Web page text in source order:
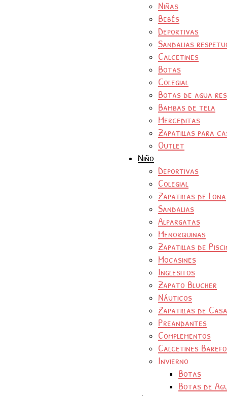
Niñas
Bebés
Deportivas
Sandalias
Calcetines
Botas
Colegial
Botas de agua
Bambas de tela
Merceditas
Zapatillas para
Outlet
Niño
Deportivas
Colegial
Zapatillas de Lona
Sandalias
Alpargatas
Menorquinas
Zapatillas de
Mocasines
Inglesitos
Zapato Blucher
Náuticos
Zapatillas de Casa
Preandantes
Complementos
Calcetines
Invierno
Botas
Botas de